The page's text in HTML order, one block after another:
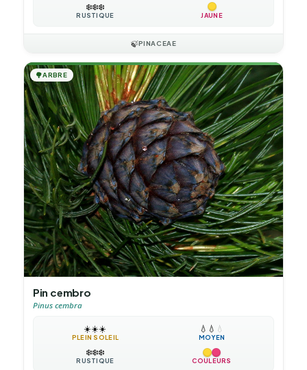
❄️❄️❄️
RUSTIQUE JAUNE
🍃PINACEAE
🌳ARBRE
Pin cembro
Pinus cembra
☀️☀️☀️
PLEIN SOLEIL
💧 💧 💧
MOYEN
❄️❄️❄️
RUSTIQUE COULEURS